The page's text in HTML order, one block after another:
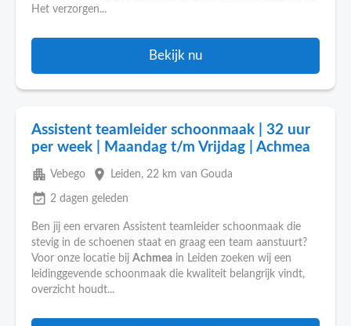
Het verzorgen...
Bekijk nu
Assistent teamleider schoonmaak | 32 uur
per week | Maandag t/m Vrijdag | Achmea
apartment Vebego place Leiden, 22 km van Gouda
event_available 2 dagen geleden
Ben jij een ervaren Assistent teamleider schoonmaak die
stevig in de schoenen staat en graag een team aanstuurt?
Voor onze locatie bij Achmea in Leiden zoeken wij een
leidinggevende schoonmaak die kwaliteit belangrijk vindt,
overzicht houdt...